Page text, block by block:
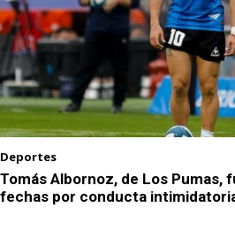
Deportes
Tomás Albornoz, de Los Pumas,
fechas por conducta